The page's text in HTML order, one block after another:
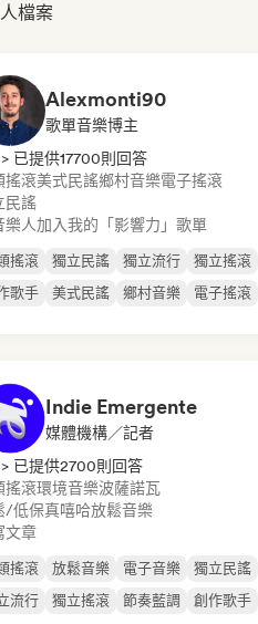
檔案
Alexmonti90
歌單音樂博主
> 已提供17700則回答
搖滾美式民謠鄉村音樂電子搖滾
民謠
樂人加入我的「影響力」歌單
搖滾 獨立民謠 獨立流行
獨立搖滾
歌手
美式民謠 鄉村音樂 電子搖滾
Indie Emergente
媒體機構／記者
> 已提供2700則回答
搖滾環境音樂波薩諾瓦
/低保真嘻哈放鬆音樂
文章
搖滾 放鬆音樂 電子音樂
獨立民謠
流行
獨立搖滾 節奏藍調 創作歌手